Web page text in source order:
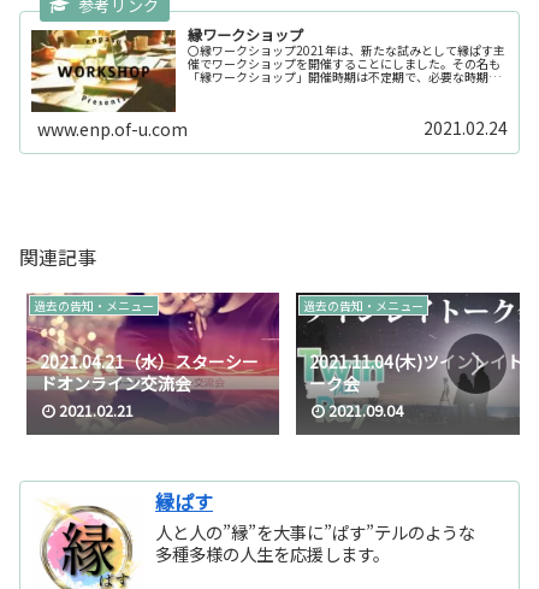
縁ワークショップ
〇縁ワークショップ2021年は、新たな試みとして縁ぱす主
催でワークショップを開催することにしました。その名も
「縁ワークショップ」開催時期は不定期で、必要な時期に
www.enp.of-u.com 2021.02.24
関連記事
過去の告知・メニュー
2021.04.21（水）スターシー
ドオンライン交流会
2021.02.21
過去の告知・メニュー
2021.11.04(木)ツインレイト
ーク会
2021.09.04
縁ぱす
人と人の”縁”を大事に”ぱす”テルのような
多種多様の人生を応援します。